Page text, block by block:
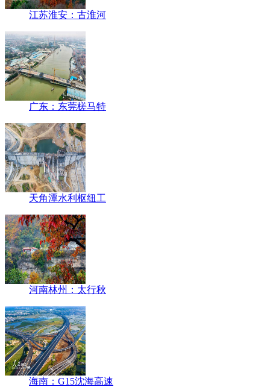
江苏淮安：古淮河
广东：东莞槎马特
天角潭水利枢纽工
河南林州：太行秋
海南：G15沈海高速